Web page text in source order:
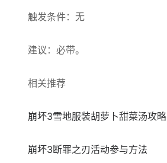
触发条件：无
建议：必带。
相关推荐
崩坏3雪地服装胡萝卜甜菜汤攻略
崩坏3断罪之刃活动参与方法